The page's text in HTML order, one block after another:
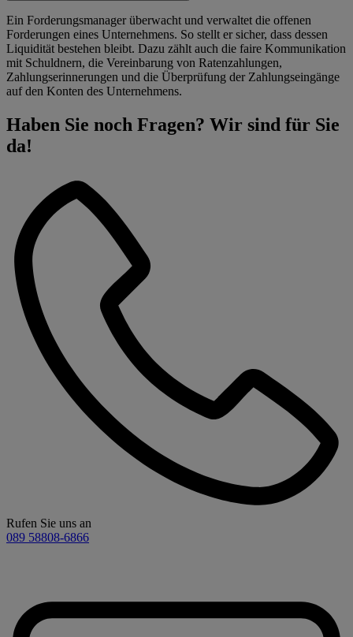
Ein Forderungsmanager überwacht und verwaltet die offenen
Forderungen eines Unternehmens. So stellt er sicher, dass dessen
Liquidität bestehen bleibt. Dazu zählt auch die faire Kommunikation
mit Schuldnern, die Vereinbarung von Ratenzahlungen,
Zahlungserinnerungen und die Überprüfung der Zahlungseingänge
auf den Konten des Unternehmens.
Haben Sie noch Fragen? Wir sind für Sie
da!
Rufen Sie uns an
089 58808-6866